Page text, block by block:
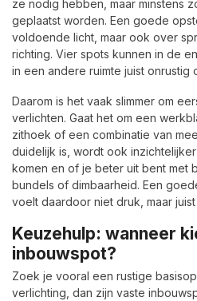
ze nodig hebben, maar minstens
geplaatst worden. Een goede
voldoende licht, maar ook over
richting. Vier spots kunnen in de
in een andere ruimte juist
Daarom is het vaak slimmer om
verlichten. Gaat het om een
zithoek of een combinatie van
duidelijk is, wordt ook
komen en of je beter uit bent met
bundels of dimbaarheid. Een
voelt daardoor niet druk, maar
Keuzehulp: wanneer
inbouwspot?
Zoek je vooral een rustige
verlichting, dan zijn vaste